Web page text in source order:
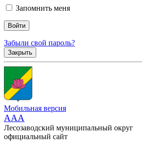
Запомнить меня
Забыли свой пароль?
Закрыть
Мобильная версия
AAA
Лесозаводский муниципальный округ
официальный сайт